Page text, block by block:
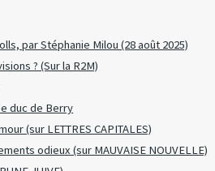
par Stéphanie Milou (28 août 2025)
? (Sur la R2M)
duc de Berry
(sur LETTRES CAPITALES)
odieux (sur MAUVAISE NOUVELLE)